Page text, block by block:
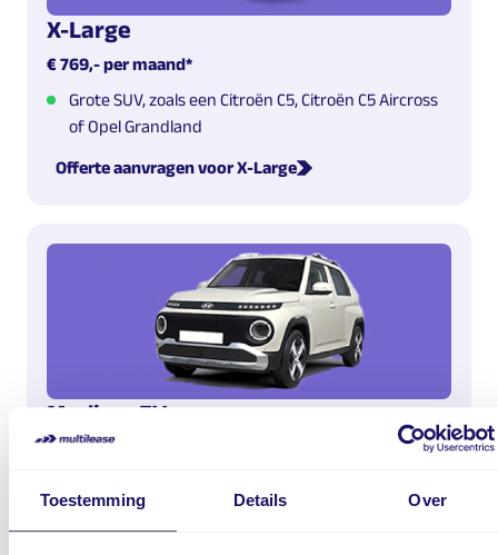
Toestemming Details Over
X-Large
€ 769,- per maand*
Grote SUV, zoals een Citroën C5, Citroën C5 Aircross
of Opel Grandland
Offerte aanvragen voor X-Large
Medium EV
€ 649,- per maand*
Hyundai Inster